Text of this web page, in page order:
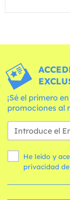
¡Sé el primero
promociones al
He leído y
privacidad